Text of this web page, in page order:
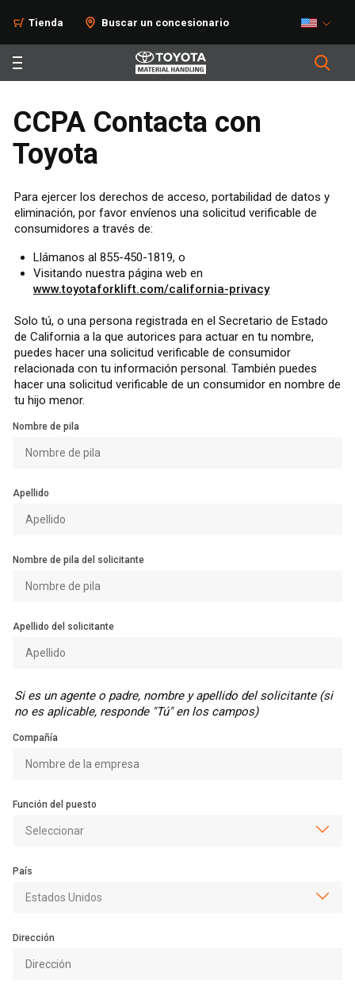
Tienda Buscar un concesionario
CCPA Contacta con
Toyota
Para ejercer los derechos de acceso, portabilidad de datos y
eliminación, por favor envíenos una solicitud verificable de
consumidores a través de:
Llámanos al 855-450-1819, o
Visitando nuestra página web en
www.toyotaforklift.com/california-privacy
Solo tú, o una persona registrada en el Secretario de Estado
de California a la que autorices para actuar en tu nombre,
puedes hacer una solicitud verificable de consumidor
relacionada con tu información personal. También puedes
hacer una solicitud verificable de un consumidor en nombre de
tu hijo menor.
Nombre de pila
Apellido
Nombre de pila del solicitante
Apellido del solicitante
Si es un agente o padre, nombre y apellido del solicitante (si
no es aplicable, responde "Tú" en los campos)
Compañía
Función del puesto
País
Dirección